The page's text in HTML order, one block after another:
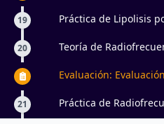
19 Práctica de Lipolisis
20 Teoría de
Evaluación:
21 Práctica de